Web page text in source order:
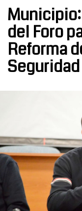
del Foro
Reforma